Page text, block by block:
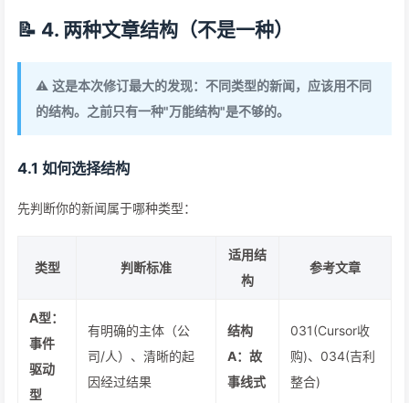
📝 4. 两种文章结构（不是一种）
⚠️ 这是本次修订最大的发现：不同类型的新闻，应该用不同
的结构。之前只有一种"万能结构"是不够的。
4.1 如何选择结构
先判断你的新闻属于哪种类型：
类型 判断标准
适用结
构
参考文章
A型：
事件
驱动
型
有明确的主体（公
司/人）、清晰的起
因经过结果
结构
A：故
事线式
031(Cursor收
购)、034(吉利
整合)